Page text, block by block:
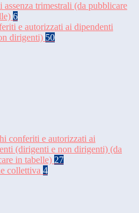
assenza trimestrali (da pubblicare
6
e autorizzati ai dipendenti
dirigenti) 50
conferiti e autorizzati ai
(dirigenti e non dirigenti) (da
in tabelle) 27
collettiva 4